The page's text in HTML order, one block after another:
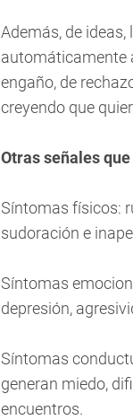
Además, de
automáticamente
engaño, de
creyendo que
Otras señales
Síntomas físicos:
sudoración e
Síntomas
depresión,
Síntomas
generan miedo,
encuentros.